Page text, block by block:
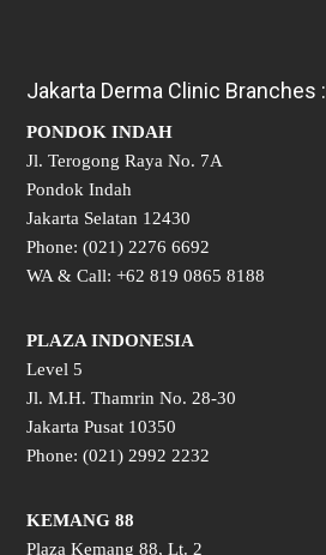
Jakarta Derma Clinic Branches :
PONDOK INDAH
Jl. Terogong Raya No. 7A
Pondok Indah
Jakarta Selatan 12430
Phone: (021) 2276 6692
WA & Call: +62 819 0865 8188
PLAZA INDONESIA
Level 5
Jl. M.H. Thamrin No. 28-30
Jakarta Pusat 10350
Phone: (021) 2992 2232
KEMANG 88
Plaza Kemang 88, Lt. 2